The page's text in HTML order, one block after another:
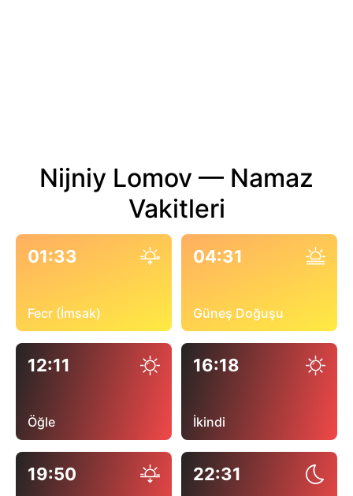
Nijniy Lomov — Namaz
Vakitleri
01:33
Fecr (İmsak)
04:31
Güneş Doğuşu
12:11
Öğle
16:18
İkindi
19:50 22:31